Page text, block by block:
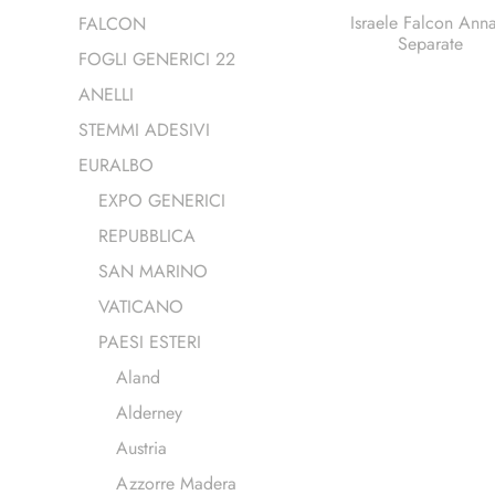
Israele Falcon
Separate
FALCON
FOGLI GENERICI 22
ANELLI
STEMMI ADESIVI
EURALBO
EXPO GENERICI
REPUBBLICA
SAN MARINO
VATICANO
PAESI ESTERI
Aland
Alderney
Austria
Azzorre Madera